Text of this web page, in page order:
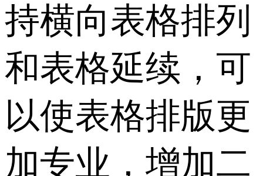
持横向表格排列
和表格延续，可
以使表格排版更
加专业，增加二